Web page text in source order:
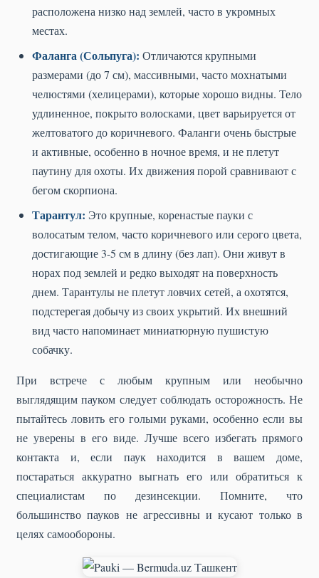
расположена низко над землей, часто в укромных
местах.
Фаланга (Сольпуга): Отличаются крупными
размерами (до 7 см), массивными, часто мохнатыми
челюстями (хелицерами), которые хорошо видны. Тело
удлиненное, покрыто волосками, цвет варьируется от
желтоватого до коричневого. Фаланги очень быстрые
и активные, особенно в ночное время, и не плетут
паутину для охоты. Их движения порой сравнивают с
бегом скорпиона.
Тарантул: Это крупные, коренастые пауки с
волосатым телом, часто коричневого или серого цвета,
достигающие 3-5 см в длину (без лап). Они живут в
норах под землей и редко выходят на поверхность
днем. Тарантулы не плетут ловчих сетей, а охотятся,
подстерегая добычу из своих укрытий. Их внешний
вид часто напоминает миниатюрную пушистую
собачку.
При встрече с любым крупным или необычно
выглядящим пауком следует соблюдать осторожность. Не
пытайтесь ловить его голыми руками, особенно если вы
не уверены в его виде. Лучше всего избегать прямого
контакта и, если паук находится в вашем доме,
постараться аккуратно выгнать его или обратиться к
специалистам по дезинсекции. Помните, что
большинство пауков не агрессивны и кусают только в
целях самообороны.